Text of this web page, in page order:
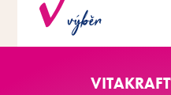
výběrŠiroká škála
VITAKRAFT